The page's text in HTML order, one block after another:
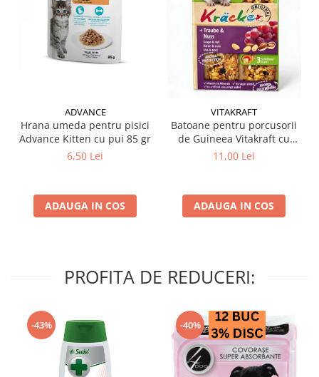
ADVANCE
Hrana umeda pentru pisici
Advance Kitten cu pui 85 gr
6,50 Lei
ADAUGA IN COS
VITAKRAFT
Batoane pentru porcusorii
de Guineea Vitakraft cu
struguri & nuci 2 buc
11,00 Lei
ADAUGA IN COS
PROFITA DE REDUCERI:
-43% -40%